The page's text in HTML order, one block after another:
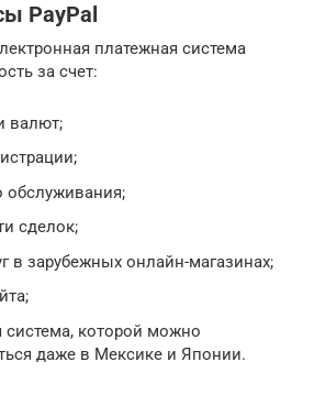
PayPal
платежная система
за счет:
валют;
обслуживания;
сделок;
в зарубежных онлайн-магазинах;
система, которой можно
даже в Мексике и Японии.